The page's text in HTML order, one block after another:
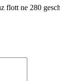
flott ne 280